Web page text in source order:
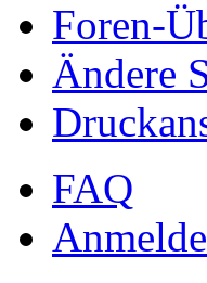
Foren-
Ändere
FAQ